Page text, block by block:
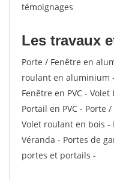
témoignages
Les travaux
Porte / Fenêtre en
roulant en aluminium
Fenêtre en PVC -
Portail en PVC - Porte
Volet roulant en bois -
Véranda - Portes de
portes et portails -